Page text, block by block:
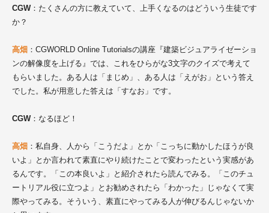
CGW：たくさんの方に教えていて、上手くなるのはどういう生徒です
か？
高畑 ：CGWORLD Online Tutorialsの講座『建築ビジュアライゼーショ
ンの解像度を上げる』では、これをひらがな3文字のクイズで考えて
もらいました。ある人は「まじめ」、ある人は「えがお」という答え
でした。私が用意した答えは「すなお」です。
CGW：なるほど！
高畑 ：私自身、人から「こうだよ」とか「こっちに動かしたほうが良
いよ」とか言われて素直にやり続けたことで変わったという実感があ
るんです。「この本良いよ」と紹介されたら読んでみる。「このチュ
ートリアル役に立つよ」とお勧めされたら「わかった」じゃなくて実
際やってみる。そういう、素直にやってみる人が伸びるんじゃないか